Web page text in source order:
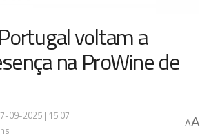
voltam a
na ProWine de
09-2025 | 15:07
AA